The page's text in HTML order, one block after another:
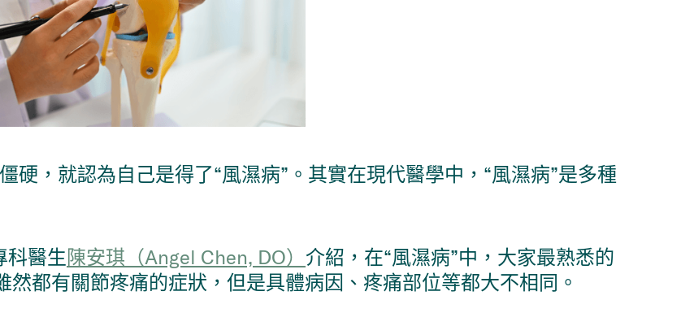
硬，就認為自己是得了“風濕病”。其實在現代醫學中，“風濕病”是多種
科醫生陳安琪（Angel Chen, DO） 介紹，在“風濕病”中，大家最熟悉的
然都有關節疼痛的症狀，但是具體病因、疼痛部位等都大不相同。